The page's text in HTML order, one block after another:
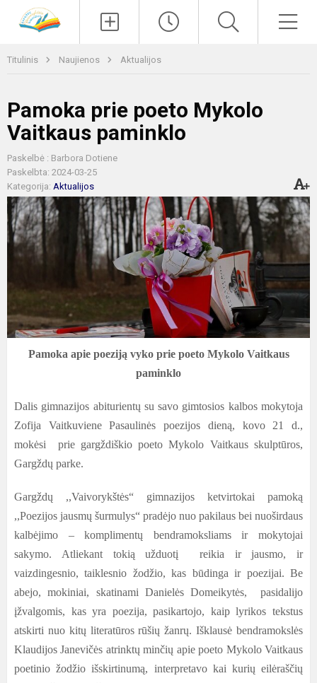
Titulinis Naujienos Aktualijos
Pamoka prie poeto Mykolo
Vaitkaus paminklo
Paskelbė : Barbora Dotiene
Paskelbta: 2024-03-25
Kategorija: Aktualijos
Pamoka apie poeziją vyko prie poeto Mykolo Vaitkaus
paminklo
Dalis gimnazijos abiturientų su savo gimtosios kalbos mokytoja
Zofija Vaitkuviene Pasaulinės poezijos dieną, kovo 21 d.,
mokėsi prie gargždiškio poeto Mykolo Vaitkaus skulptūros,
Gargždų parke.
Gargždų ,,Vaivorykštės“ gimnazijos ketvirtokai pamoką
,,Poezijos jausmų šurmulys“ pradėjo nuo pakilaus bei nuoširdaus
kalbėjimo – komplimentų bendramoksliams ir mokytojai
sakymo. Atliekant tokią užduotį reikia ir jausmo, ir
vaizdingesnio, taiklesnio žodžio, kas būdinga ir poezijai. Be
abejo, mokiniai, skatinami Danielės Domeikytės, pasidalijo
įžvalgomis, kas yra poezija, pasikartojo, kaip lyrikos tekstus
atskirti nuo kitų literatūros rūšių žanrų. Išklausė bendramokslės
Klaudijos Janevičės atrinktų minčių apie poeto Mykolo Vaitkaus
poetinio žodžio išskirtinumą, interpretavo kai kurių eilėraščių